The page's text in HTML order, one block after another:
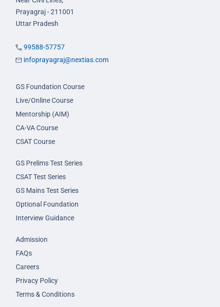
Prayagraj - 211001
Uttar Pradesh
99588-57757
infoprayagraj@nextias.com
GS Foundation Course
Live/Online Course
Mentorship (AIM)
CA-VA Course
CSAT Course
GS Prelims Test Series
CSAT Test Series
GS Mains Test Series
Optional Foundation
Interview Guidance
Admission
FAQs
Careers
Privacy Policy
Terms & Conditions